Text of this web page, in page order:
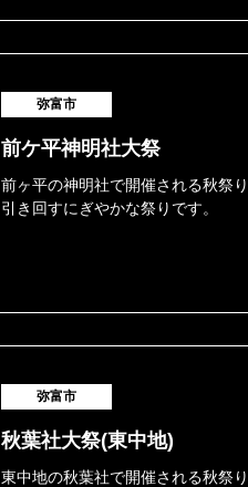
弥富市
前ケ平神明社大祭
前ヶ平の神明社で開催される秋祭
引き回すにぎやかな祭りです。
弥富市
秋葉社大祭(東中地)
東中地の秋葉社で開催される秋祭